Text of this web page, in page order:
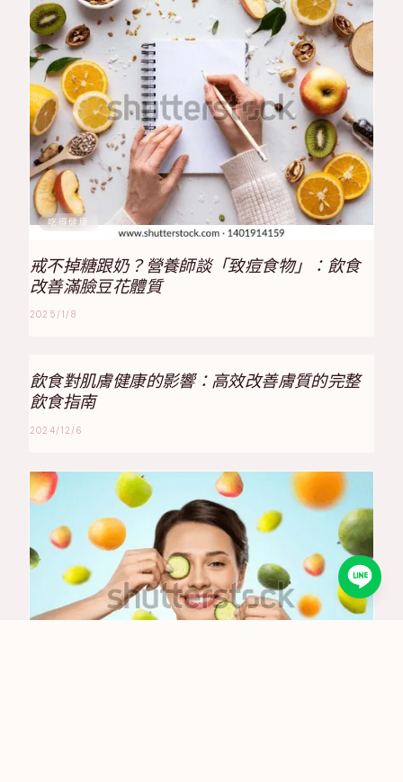
吃得健康
戒不掉糖跟奶？營養師談「致痘食物」：飲食
改善滿臉豆花體質
2025/1/8